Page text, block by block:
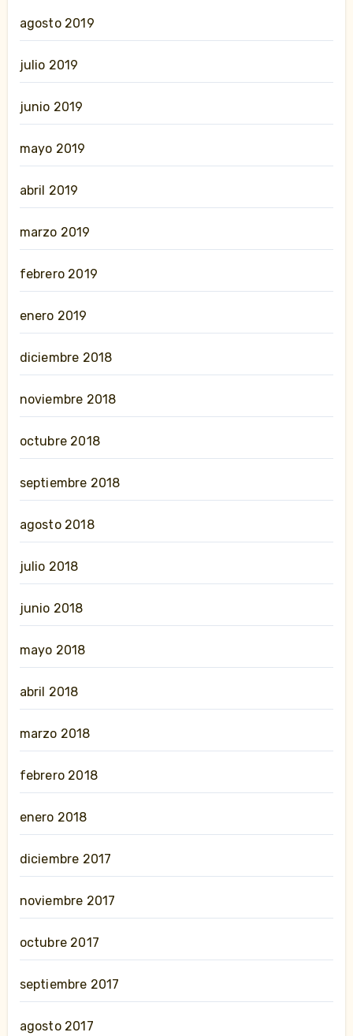
agosto 2019
julio 2019
junio 2019
mayo 2019
abril 2019
marzo 2019
febrero 2019
enero 2019
diciembre 2018
noviembre 2018
octubre 2018
septiembre 2018
agosto 2018
julio 2018
junio 2018
mayo 2018
abril 2018
marzo 2018
febrero 2018
enero 2018
diciembre 2017
noviembre 2017
octubre 2017
septiembre 2017
agosto 2017